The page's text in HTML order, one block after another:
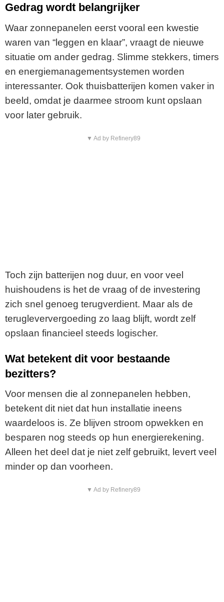
Gedrag wordt belangrijker
Waar zonnepanelen eerst vooral een kwestie
waren van “leggen en klaar”, vraagt de nieuwe
situatie om ander gedrag. Slimme stekkers, timers
en energiemanagementsystemen worden
interessanter. Ook thuisbatterijen komen vaker in
beeld, omdat je daarmee stroom kunt opslaan
voor later gebruik.
▼ Ad by Refinery89
Toch zijn batterijen nog duur, en voor veel
huishoudens is het de vraag of de investering
zich snel genoeg terugverdient. Maar als de
terugleververgoeding zo laag blijft, wordt zelf
opslaan financieel steeds logischer.
Wat betekent dit voor bestaande
bezitters?
Voor mensen die al zonnepanelen hebben,
betekent dit niet dat hun installatie ineens
waardeloos is. Ze blijven stroom opwekken en
besparen nog steeds op hun energierekening.
Alleen het deel dat je niet zelf gebruikt, levert veel
minder op dan voorheen.
▼ Ad by Refinery89